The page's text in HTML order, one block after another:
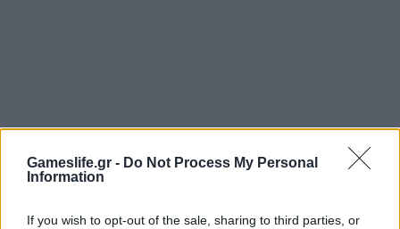
Gameslife.gr - Do Not Process My Personal
Information
If you wish to opt-out of the sale, sharing to third parties, or
Obi Wan της παρέας, έχει δύο αδυναμίες: τα